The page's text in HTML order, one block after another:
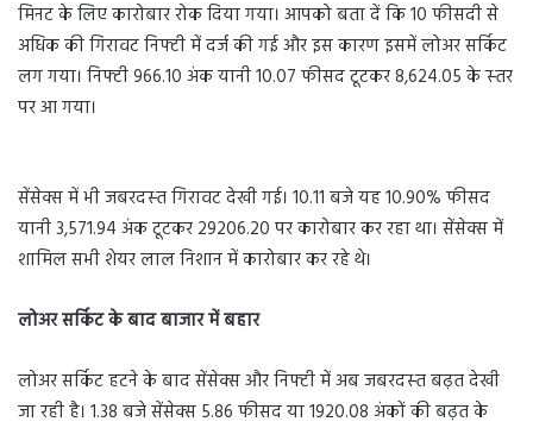
मिनट के लिए कारोबार रोक दिया गया। आपको बता दें कि 10 फीसदी से
अधिक की गिरावट निफ्टी में दर्ज की गई और इस कारण इसमें लोअर सर्किट
लग गया। निफ्टी 966.10 अंक यानी 10.07 फीसद टूटकर 8,624.05 के स्‍तर
पर आ गया।
सेंसेक्‍स में भी जबरदस्‍त गिरावट देखी गई। 10.11 बजे यह 10.90% फीसद
यानी 3,571.94 अंक टूटकर 29206.20 पर कारोबार कर रहा था। सेंसेक्‍स में
शामिल सभी शेयर लाल निशान में कारोबार कर रहे थे।
लोअर सर्किट के बाद बाजार में बहार
लोअर सर्किट हटने के बाद सेंसेक्‍स और निफ्टी में अब जबरदस्‍त बढ़त देखी
जा रही है। 1.38 बजे सेंसेक्‍स 5.86 फीसद या 1920.08 अंकों की बढ़त के